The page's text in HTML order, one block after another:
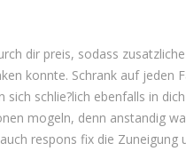
dir preis, sodass
konnte. Schrank auf jeden
schlie?lich ebenfalls in
mogeln, denn anstandig
respons fix die